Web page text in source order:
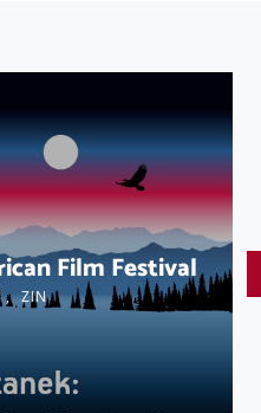
Film Festival
, ZIN